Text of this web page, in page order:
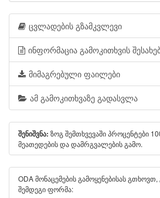
ცვლადების გზამკვლევი
ინფორმაცია გამოკითხვის
მიმაგრებული ფაილები
ამ გამოკითხვაზე გადასვლა
შენიშვნა: ზოგ შემთხვევაში პროცენტები
მეათედების და დამრგვალების გამო.
ODA მონაცემების გამოყენებისას
შემდეგი ფორმა: